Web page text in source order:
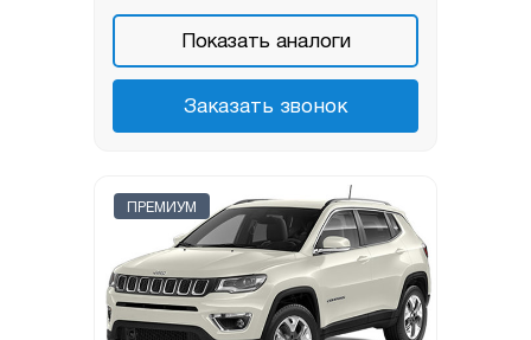
Показать аналоги
Заказать звонок
ПРЕМИУМ